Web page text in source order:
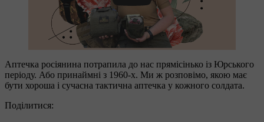
Аптечка росіянина потрапила до нас прямісінько із Юрського
періоду. Або принаймні з 1960-х. Ми ж розповімо, якою має
бути хороша і сучасна тактична аптечка у кожного солдата.
Поділитися: